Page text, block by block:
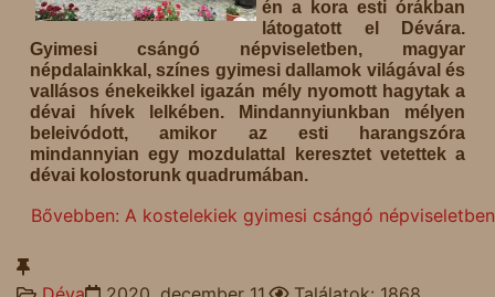
én a kora esti órákban
látogatott el Dévára.
Gyimesi csángó népviseletben, magyar
népdalainkkal, színes gyimesi dallamok világával és
vallásos énekeikkel igazán mély nyomott hagytak a
dévai hívek lelkében. Mindannyiunkban mélyen
beleivódott, amikor az esti harangszóra
mindannyian egy mozdulattal keresztet vetettek a
dévai kolostorunk quadrumában.
Bővebben: A kostelekiek gyimesi csángó